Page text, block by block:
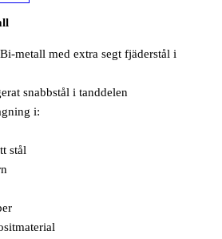
metall med extra segt fjäderstål i
snabbstål i tanddelen
i:
stål